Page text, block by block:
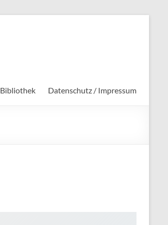
Bibliothek Datenschutz / Impressum